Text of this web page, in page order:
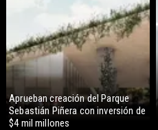
Aprueban creación del Parque
Sebastián Piñera con inversión de
$4 mil millones